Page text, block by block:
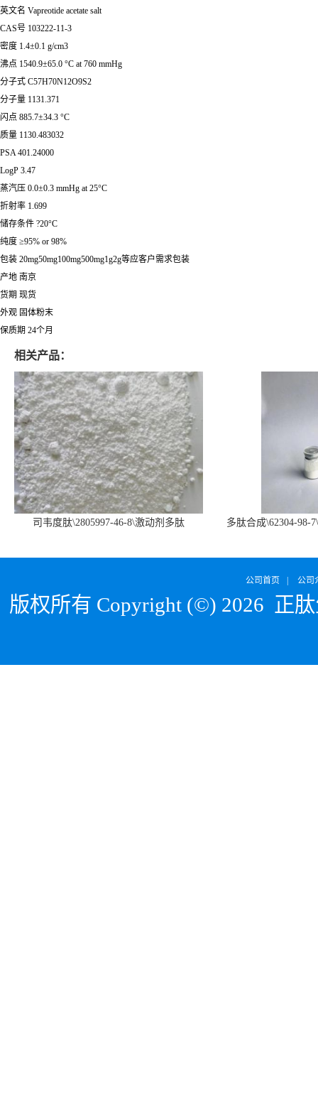
英文名 Vapreotide acetate salt
CAS号 103222-11-3
密度 1.4±0.1 g/cm3
沸点 1540.9±65.0 °C at 760 mmHg
分子式 C57H70N12O9S2
分子量 1131.371
闪点 885.7±34.3 °C
质量 1130.483032
PSA 401.24000
LogP 3.47
蒸汽压 0.0±0.3 mmHg at 25°C
折射率 1.699
储存条件 ?20°C
纯度 ≥95% or 98%
包装 20mg50mg100mg500mg1g2g等应客户需求包装
产地 南京
货期 现货
外观 固体粉末
保质期 24个月
相关产品：
司韦度肽\2805997-46-8\激动剂多肽
多肽合成\62304-98-
公司首页 公司
版权所有 Copyright (©) 2026 正